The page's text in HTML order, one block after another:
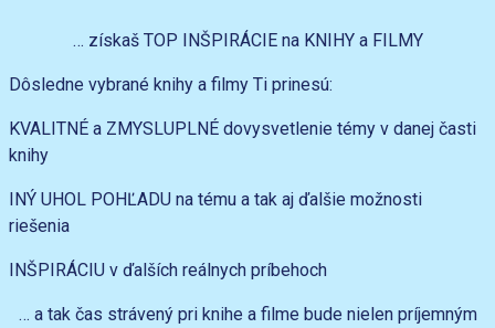
… získaš TOP INŠPIRÁCIE na KNIHY a FILMY
Dôsledne vybrané knihy a filmy Ti prinesú:
KVALITNÉ a ZMYSLUPLNÉ dovysvetlenie témy v danej časti
knihy
INÝ UHOL POHĽADU na tému a tak aj ďalšie možnosti
riešenia
INŠPIRÁCIU v ďalších reálnych príbehoch
… a tak čas strávený pri knihe a filme bude nielen príjemným